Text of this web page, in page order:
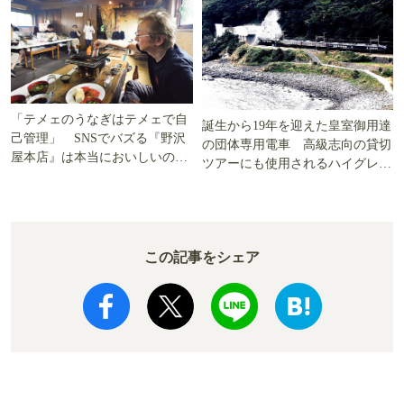
「テメェのうなぎはテメェで自
己管理」 SNSでバズる『野沢
屋本店』は本当においしいの
誕生から19年を迎えた皇室御用達
の団体専用電車 高級志向の貸切
ツアーにも使用されるハイグレー
この記事をシェア